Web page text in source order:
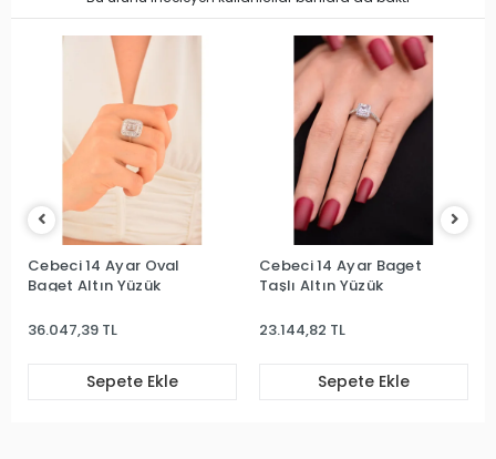
Cebeci 14 Ayar Oval
Baget Altın Yüzük
36.047,39 TL
Sepete Ekle
Cebeci 14 Ayar Baget
Taşlı Altın Yüzük
23.144,82 TL
Sepete Ekle